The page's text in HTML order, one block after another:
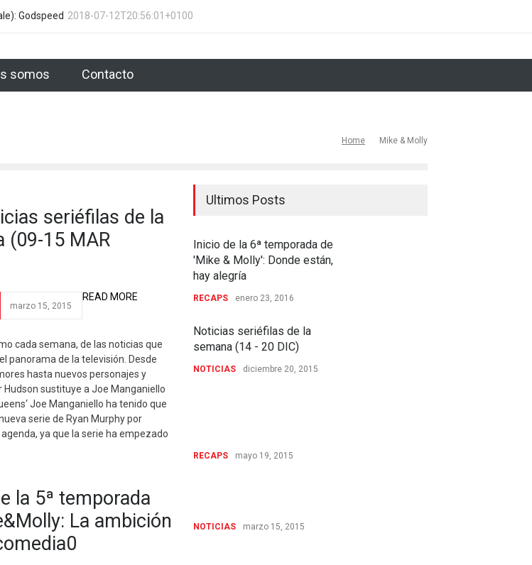
Godspeed The Handmaid's Tale 2x12: Postpartum
2018-07-12T20:56:01+0100
somos Contacto
Home Mike & Molly
seriéfilas de la
(09-15 MAR
marzo 15, 2015
cada semana, de las noticias que
panorama de la televisión. Desde
hasta nuevos personajes y
Hudson sustituye a Joe Manganiello
Joe Manganiello ha tenido que
serie de Ryan Murphy por
ya que la serie ha empezado
READ MORE
la 5ª temporada
La ambición
Ultimos Posts
Inicio de la 6ª temporada de
'Mike & Molly': Donde están,
hay alegría
RECAPS enero 23, 2016
Noticias seriéfilas de la
semana (14 - 20 DIC)
NOTICIAS diciembre 20, 2015
RECAPS mayo 19, 2015
NOTICIAS marzo 15, 2015